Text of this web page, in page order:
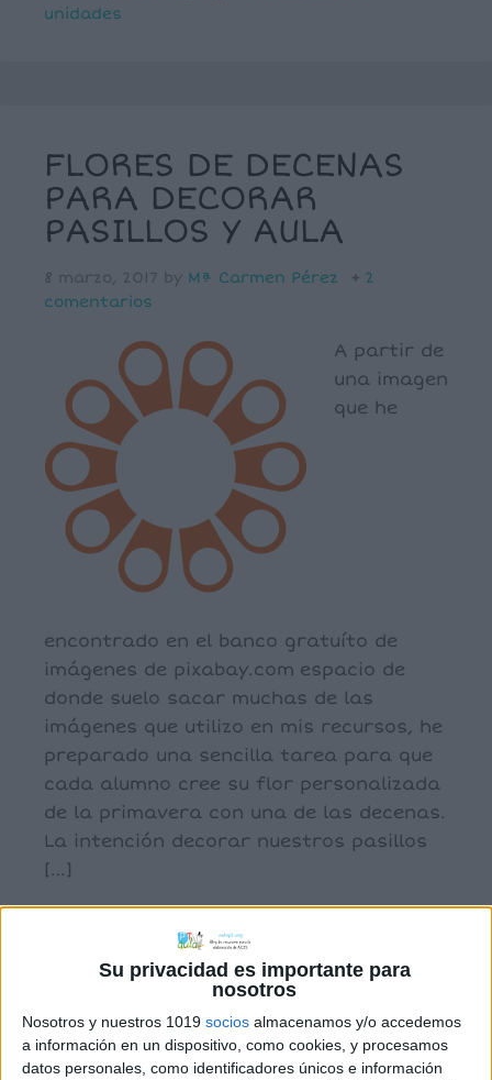
Su privacidad es importante para
nosotros
Nosotros y nuestros 1019 socios almacenamos y/o accedemos
a información en un dispositivo, como cookies, y procesamos
datos personales, como identificadores únicos e información
unidades
FLORES DE DECENAS
PARA DECORAR
PASILLOS Y AULA
8 marzo, 2017 by Mª Carmen Pérez
2
comentarios
A partir de
una imagen
que he
encontrado en el banco gratuíto de
imágenes de pixabay.com espacio de
donde suelo sacar muchas de las
imágenes que utilizo en mis recursos, he
preparado una sencilla tarea para que
cada alumno cree su flor personalizada
de la primavera con una de las decenas.
La intención decorar nuestros pasillos
[…]
Archivado en:Decoración aula,Números
Etiquetado con:
1º primaria,decena
decorar